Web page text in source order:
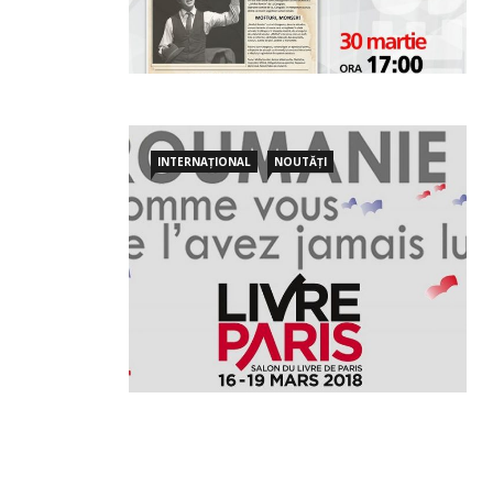
INTERNAȚIONAL NOUTĂȚI